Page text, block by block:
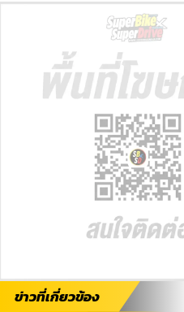
ข่าวที่เกี่ยวข้อง